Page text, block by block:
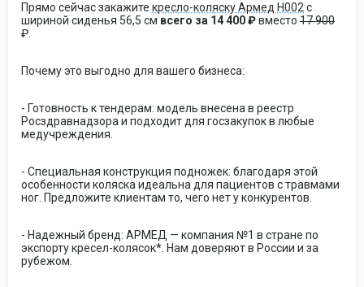
Прямо сейчас закажите кресло-коляску Армед H002 с
шириной сиденья 56,5 см всего за 14 400 ₽вместо 17 900
₽.
Почему это выгодно для вашего бизнеса:
- Готовность к тендерам: модель внесена в реестр
Росздравнадзора и подходит для госзакупок в любые
медучреждения.
- Специальная конструкция подножек: благодаря этой
особенности коляска идеальна для пациентов с травмами
ног. Предложите клиентам то, чего нет у конкурентов.
- Надежный бренд: АРМЕД — компания №1 в стране по
экспорту кресел-колясок*. Нам доверяют в России и за
рубежом.